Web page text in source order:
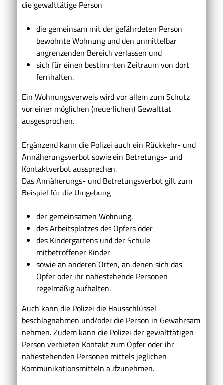
die gewalttätige Person
die gemeinsam mit der gefährdeten Person
bewohnte Wohnung und den unmittelbar
angrenzenden Bereich verlassen und
sich für einen bestimmten Zeitraum von dort
fernhalten.
Ein Wohnungsverweis wird vor allem zum Schutz
vor einer möglichen (neuerlichen) Gewalttat
ausgesprochen.
Ergänzend kann die Polizei auch ein Rückkehr- und
Annäherungsverbot sowie ein Betretungs- und
Kontaktverbot aussprechen.
Das Annäherungs- und Betretungsverbot gilt zum
Beispiel für die Umgebung
der gemeinsamen Wohnung,
des Arbeitsplatzes des Opfers oder
des Kindergartens und der Schule
mitbetroffener Kinder
sowie an anderen Orten, an denen sich das
Opfer oder ihr nahestehende Personen
regelmäßig aufhalten.
Auch kann die Polizei die Hausschlüssel
beschlagnahmen und/oder die Person in Gewahrsam
nehmen. Zudem kann die Polizei der gewalttätigen
Person verbieten Kontakt zum Opfer oder ihr
nahestehenden Personen mittels jeglichen
Kommunikationsmitteln aufzunehmen.